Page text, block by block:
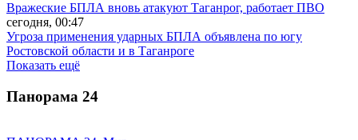
Вражеские БПЛА вновь атакуют Таганрог, работает ПВО
сегодня, 00:47
Угроза применения ударных БПЛА объявлена по югу
Ростовской области и в Таганроге
Показать ещё
Панорама 24